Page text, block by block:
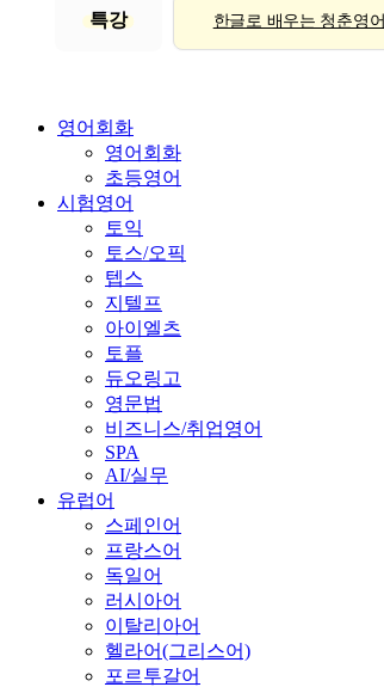
특강 한글로 배우는 청춘영어
영어회화
영어회화
초등영어
시험영어
토익
토스/오픽
텝스
지텔프
아이엘츠
토플
듀오링고
영문법
비즈니스/취업영어
SPA
AI/실무
유럽어
스페인어
프랑스어
독일어
러시아어
이탈리아어
헬라어(그리스어)
포르투갈어